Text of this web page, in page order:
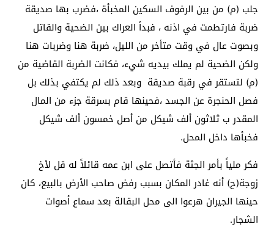
جلب (م) من بين الرفوف السكين المخبأة ،فضرب بها صديقة
ضربة فارتطمت في اذنه ، فبدأ العراك بين الضحية والقاتل
وبصوت عال في وقت متأخر من الليل، ضربة هنا وضربات هنا
ولكن الضحية لم يملك بيديه شيء، فكانت الضربة القاضية من
(م) لتستقر في رقبة صديقة وبعد ذلك لم يكتفي بذلك بل
فصل الحنجرة عن الجسد ،فحينها قام بسرقة جزء من المال
المقدر ب ثلاثون ألف شيكل من أصل خمسون ألف شيكل
فخبأها داخل المحل.
فكر ملياً بأمر الجثة فأتصل على ابن عمه قائلاً له قل لأخ
زوجة(ح) أنه غادر المكان بسبب رفض صاحب الأرض بالبيع، كان
حينها الجيران هرعوا الى محل البقالة بعد سماع أصوات
الشجار.